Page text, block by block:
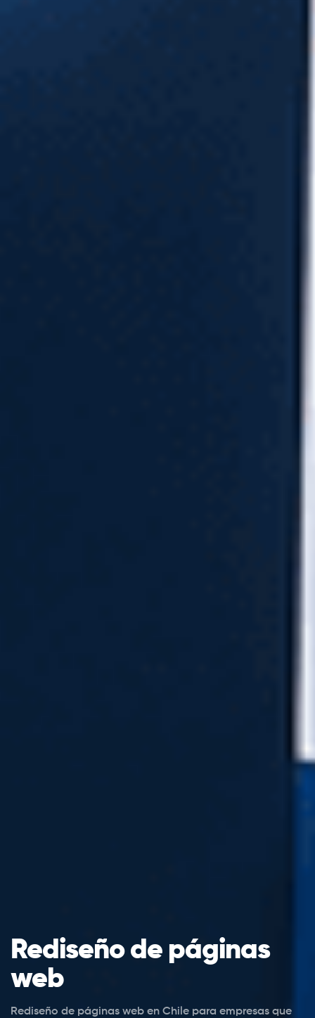
Rediseño de páginas
web
Rediseño de páginas web en Chile para empresas que